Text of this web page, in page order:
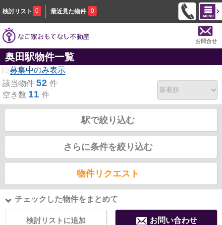
検討リスト 0 最近見た物件 0
お問合せ
奥田駅物件一覧
募集中のみ表示
該当物件 52 件
空き数 11 件
駅で絞り込む
さらに条件を絞り込む
物件リクエスト
チェックした物件をまとめて
検討リストに追加 お問い合わせ